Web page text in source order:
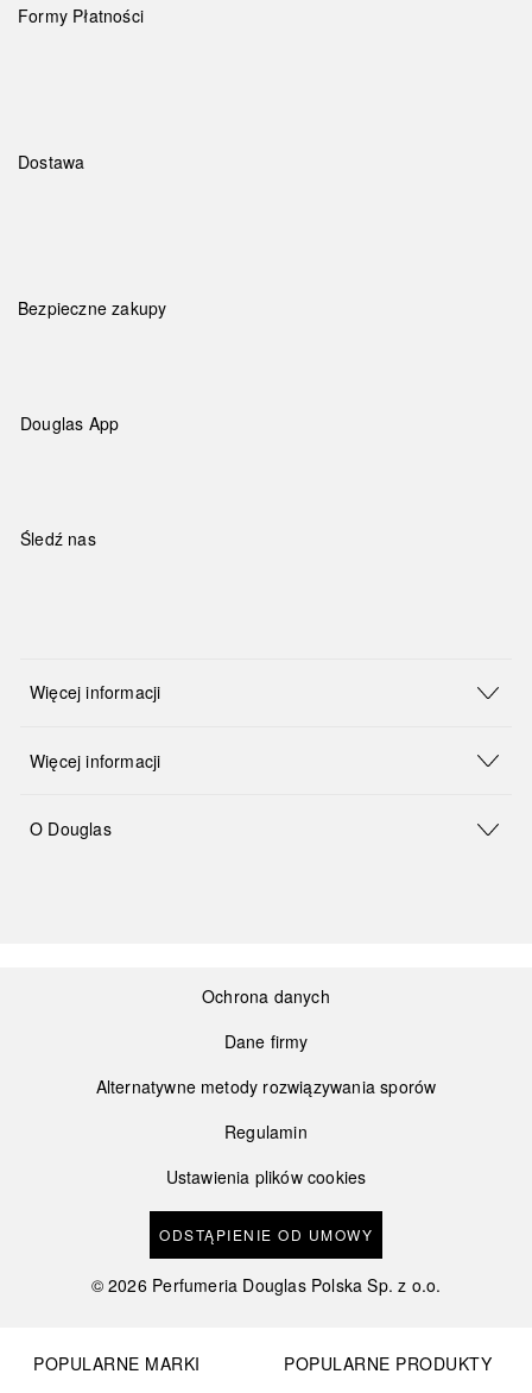
Formy Płatności
Dostawa
Bezpieczne zakupy
Douglas App
Śledź nas
Więcej informacji
Więcej informacji
O Douglas
Ochrona danych
Dane firmy
Alternatywne metody rozwiązywania sporów
Regulamin
Ustawienia plików cookies
ODSTĄPIENIE OD UMOWY
©2026 Perfumeria Douglas Polska Sp. z o.o.
POPULARNE MARKI
POPULARNE PRODUKTY